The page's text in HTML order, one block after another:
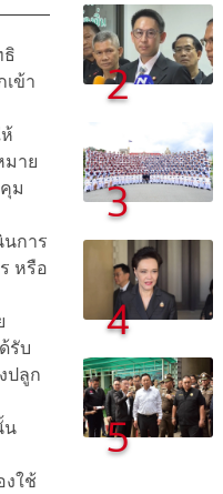
ธิ
ข้า
มาย
ม
นการ
หรือ
รับ
ปลูก
น
งใช้
2
3
4
5